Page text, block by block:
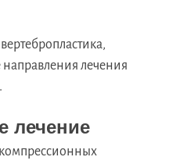
лечения
лечение